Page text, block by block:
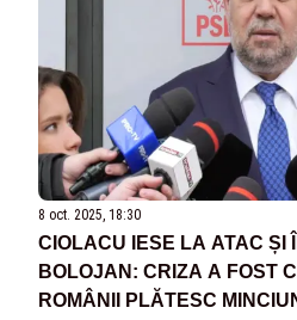
8 oct. 2025, 18:30
CIOLACU IESE LA ATAC ȘI
BOLOJAN: CRIZA A FOST
ROMÂNII PLĂTESC